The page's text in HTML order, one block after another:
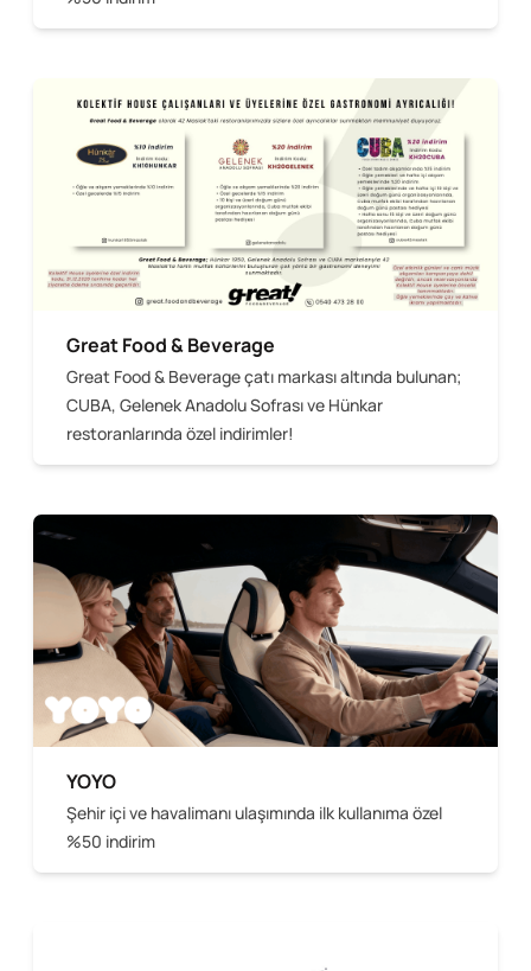
Great Food & Beverage
Great Food & Beverage çatı markası altında bulunan;
CUBA, Gelenek Anadolu Sofrası ve Hünkar
restoranlarında özel indirimler!
YOYO
Şehir içi ve havalimanı ulaşımında ilk kullanıma özel
%50 indirim